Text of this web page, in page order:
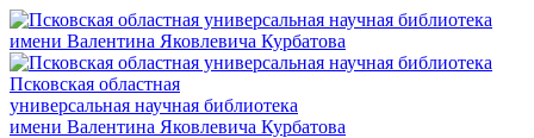
Псковская областная
универсальная научная библиотека
имени Валентина Яковлевича Курбатова